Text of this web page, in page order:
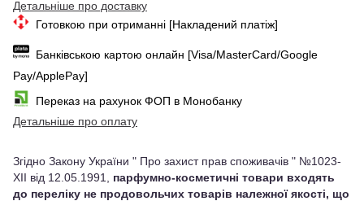
Детальніше про доставку
Готовкою при отриманні [Накладений платіж]
Банківською картою онлайн [Visa/MasterCard/Google
Pay/ApplePay]
Переказ на рахунок ФОП в Монобанку
Детальніше про оплату
Згідно Закону України " Про захист прав споживачів " №1023-
XII від 12.05.1991, парфумно-косметичні товари входять
до переліку не продовольчих товарів належної якості, що